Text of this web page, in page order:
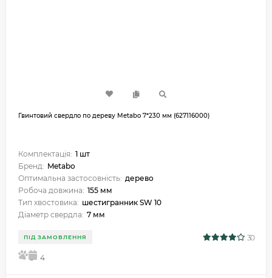
Гвинтовий свердло по дереву Metabo 7*230 мм (627116000)
Комплектація: 1 шт
Бренд: Metabo
Оптимальна застосовність: дерево
Робоча довжина: 155 мм
Тип хвостовика: шестигранник SW 10
Діаметр свердла: 7 мм
ПІД ЗАМОВЛЕННЯ 30
5 4